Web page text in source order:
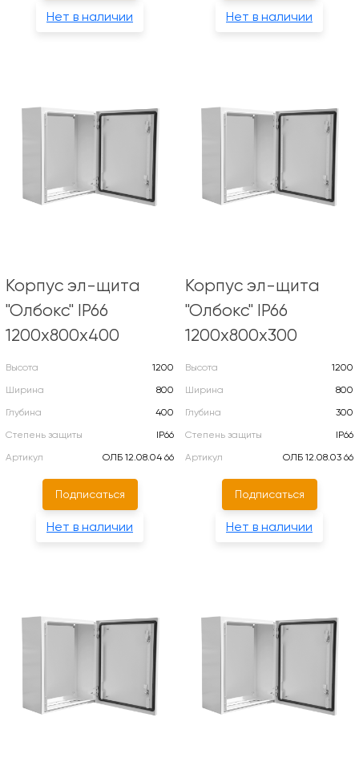
Нет в наличии Нет в наличии
Корпус эл-щита
"Олбокс" IP66
1200х800х400
Высота
1200
Ширина
800
Глубина
400
Степень защиты
IP66
Артикул
ОЛБ 12.08.04 66
Подписаться
Нет в наличии
Корпус эл-щита
"Олбокс" IP66
1200х800х300
Высота
1200
Ширина
800
Глубина
300
Степень защиты
IP66
Артикул
ОЛБ 12.08.03 66
Подписаться
Нет в наличии